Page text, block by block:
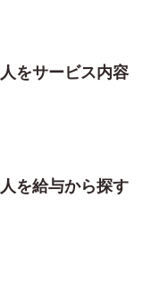
をサービス内容
を給与から探す